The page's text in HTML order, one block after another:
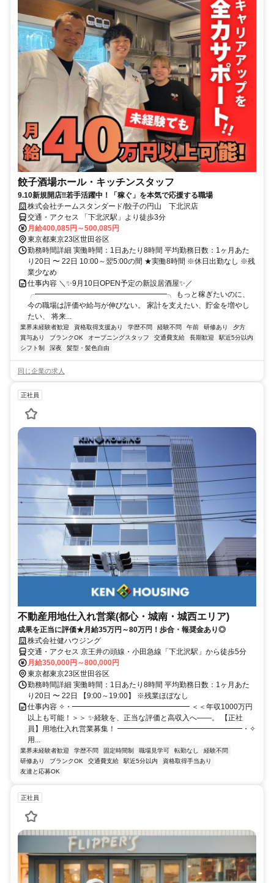
餃子酒場ホール・キッチンスタッフ
9.10新規開店‼若手活躍中！「稼ぐ」を本気で応援する職場
株式会社チームスタンダード/餃子の円山 下北沢店
交通・アクセス 「下北沢駅」より徒歩3分
月給400,085円～500,085円
東京都東京23区世田谷区
勤務時間詳細 実働時間：1日あたり8時間 平均勤務日数：1ヶ月あた
り20日 〜 22日 10:00～翌5:00の間 ★実働8時間 ※休日出勤なし ※残
業少なめ
仕事内容 ＼✨9月10日OPEN予定の新設居酒屋✨／
╭━━━━━━━━━━━━━━━━━━╮ もっと稼ぎたいのに、
今の職場は評価や給与が伸びない。 家計を支えたい、貯金を増やし
たい、 将来...
業界未経験者歓迎 資格取得支援あり 学歴不問 経験不問 午前 研修あり
夕方
賞与あり
ブランクOK オープニングスタッフ 交通費支給 長期歓迎
駅近5分以内
シフト制
深夜 髪型・髪色自由
同じ企業の求人
正社員
不動産用地仕入れ営業(都心・城南・城西エリア)
成果を正当に評価★月給35万円～80万円！歩合・報奨金あり◎
株式会社健ハウジング
交通・アクセス 京王井の頭線・小田急線「下北沢駅」から徒歩5分
月給350,000円～800,000円
東京都東京23区世田谷区
勤務時間詳細 実働時間：1日あたり8時間 平均勤務日数：1ヶ月あた
り20日 〜 22日 【9:00～19:00】 ※残業ほぼなし
仕事内容 ✧・━━━━━━━━━━━━━━━━ ＜＜年収1000万円
以上も可能！＞＞ ✨経験を、正当な評価と高収入へ――。 【正社
員】用地仕入れ営業募集！ ━━━━━━━━━━━━━━━━━・✧
用...
業界未経験者歓迎 学歴不問 固定時間制 職場見学可 転勤なし
経験不問
研修あり
ブランクOK 交通費支給 駅近5分以内
資格取得手当あり
友達と応募OK
正社員